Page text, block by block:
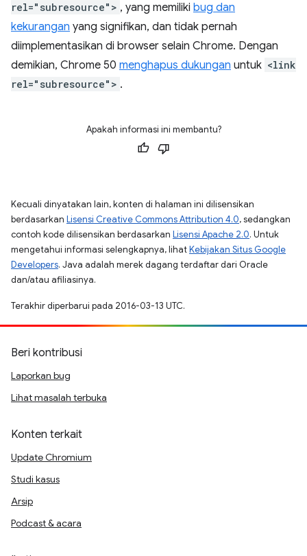
rel="subresource"> , yang memiliki bug dan
kekurangan yang signifikan, dan tidak pernah
diimplementasikan di browser selain Chrome. Dengan
demikian, Chrome 50 menghapus dukungan untuk <link
rel="subresource"> .
Apakah informasi ini membantu?
Kecuali dinyatakan lain, konten di halaman ini dilisensikan
berdasarkan Lisensi Creative Commons Attribution 4.0, sedangkan
contoh kode dilisensikan berdasarkan Lisensi Apache 2.0. Untuk
mengetahui informasi selengkapnya, lihatKebijakan Situs Google
Developers. Java adalah merek dagang terdaftar dari Oracle
dan/atau afiliasinya.
Terakhir diperbarui pada 2016-03-13 UTC.
Beri kontribusi
Laporkan bug
Lihat masalah terbuka
Konten terkait
Update Chromium
Studi kasus
Arsip
Podcast & acara